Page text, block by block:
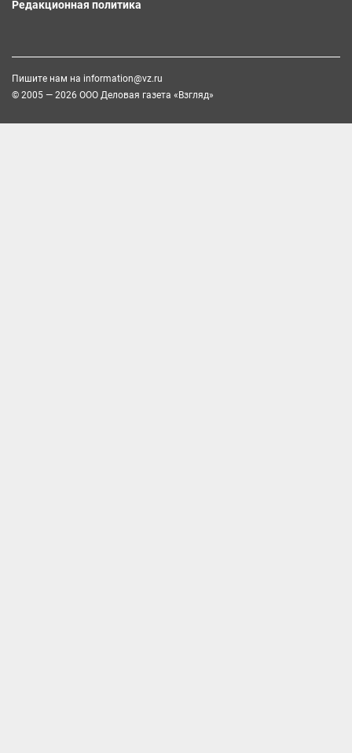
Редакционная политика
Пишите нам на information@vz.ru
© 2005 — 2026 ООО Деловая газета «Взгляд»